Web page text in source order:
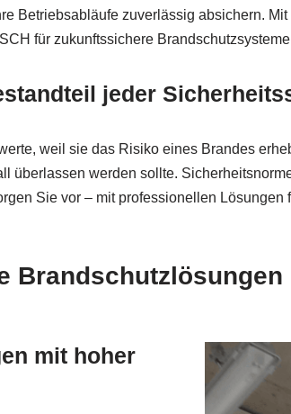
Betriebsabläufe zuverlässig absichern.
für zukunftssichere
jeder
weil sie das Risiko eines Brandes
überlassen werden sollte.
Sie vor – mit professionellen
mit hoher